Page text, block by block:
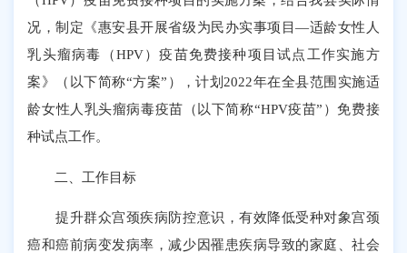
况，制定《惠安县开展省级为民办实事项目—适龄女性人
乳头瘤病毒（HPV）疫苗免费接种项目试点工作实施方
案》（以下简称“方案”），计划2022年在全县范围实施适
龄女性人乳头瘤病毒疫苗（以下简称“HPV疫苗”）免费接
种试点工作。
二、工作目标
提升群众宫颈疾病防控意识，有效降低受种对象宫颈
癌和癌前病变发病率，减少因罹患疾病导致的家庭、社会